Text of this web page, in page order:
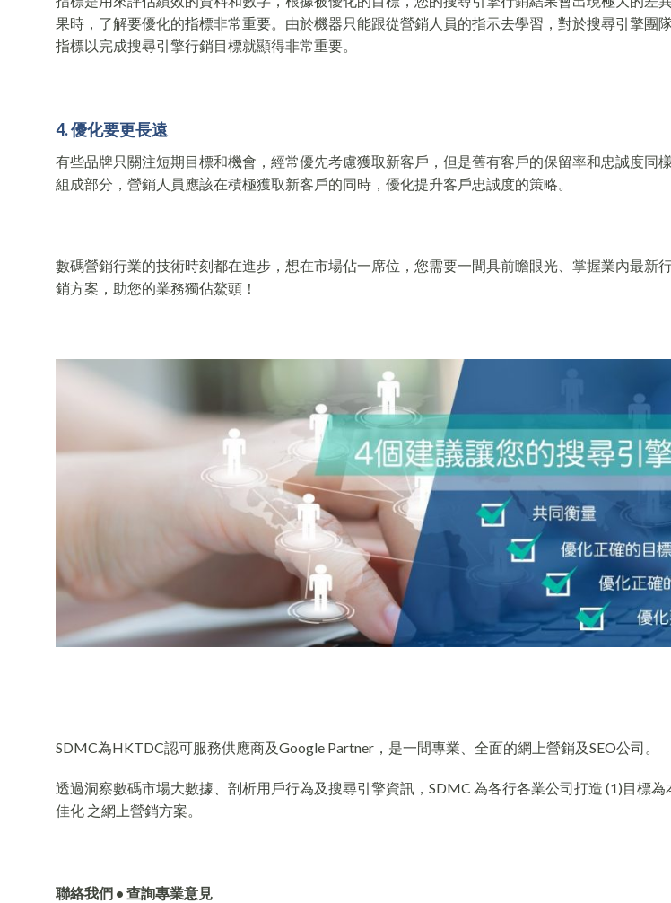
果時，了解要優化的指標非常重要。由於機器只能跟從營銷人員的指示去學習，對於搜尋引擎團
指標以完成搜尋引擎行銷目標就顯得非常重要。
4. 優化要更長遠
有些品牌只關注短期目標和機會，經常優先考慮獲取新客戶，但是舊有客戶的保留率和忠誠度同
組成部分，營銷人員應該在積極獲取新客戶的同時，優化提升客戶忠誠度的策略。
數碼營銷行業的技術時刻都在進步，想在市場佔一席位，您需要一間具前瞻眼光、掌握業內最新
銷方案，助您的業務獨佔鰲頭！
SDMC為HKTDC認可服務供應商及Google Partner，是一間專業、全面的網上營銷及SEO公司。
透過洞察數碼市場大數據、剖析用戶行為及搜尋引擎資訊，SDMC 為各行各業公司打造 (1)目標
佳化 之網上營銷方案。
聯絡我們 • 查詢專業意見